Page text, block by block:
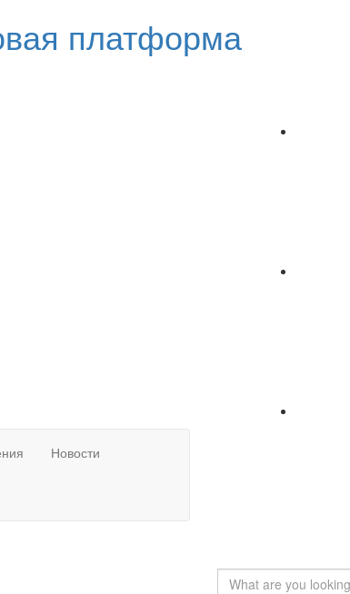
платформа
Новости